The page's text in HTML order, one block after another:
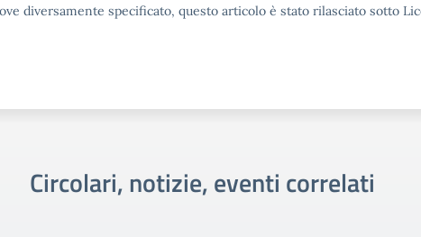
diversamente specificato, questo articolo è stato rilasciato sotto
Circolari, notizie, eventi correlati